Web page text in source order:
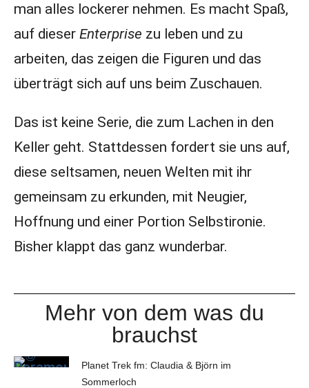
man alles lockerer nehmen. Es macht Spaß,
auf dieser Enterprise zu leben und zu
arbeiten, das zeigen die Figuren und das
überträgt sich auf uns beim Zuschauen.
Das ist keine Serie, die zum Lachen in den
Keller geht. Stattdessen fordert sie uns auf,
diese seltsamen, neuen Welten mit ihr
gemeinsam zu erkunden, mit Neugier,
Hoffnung und einer Portion Selbstironie.
Bisher klappt das ganz wunderbar.
Mehr von dem was du
brauchst
Planet Trek fm: Claudia & Björn im
Sommerloch